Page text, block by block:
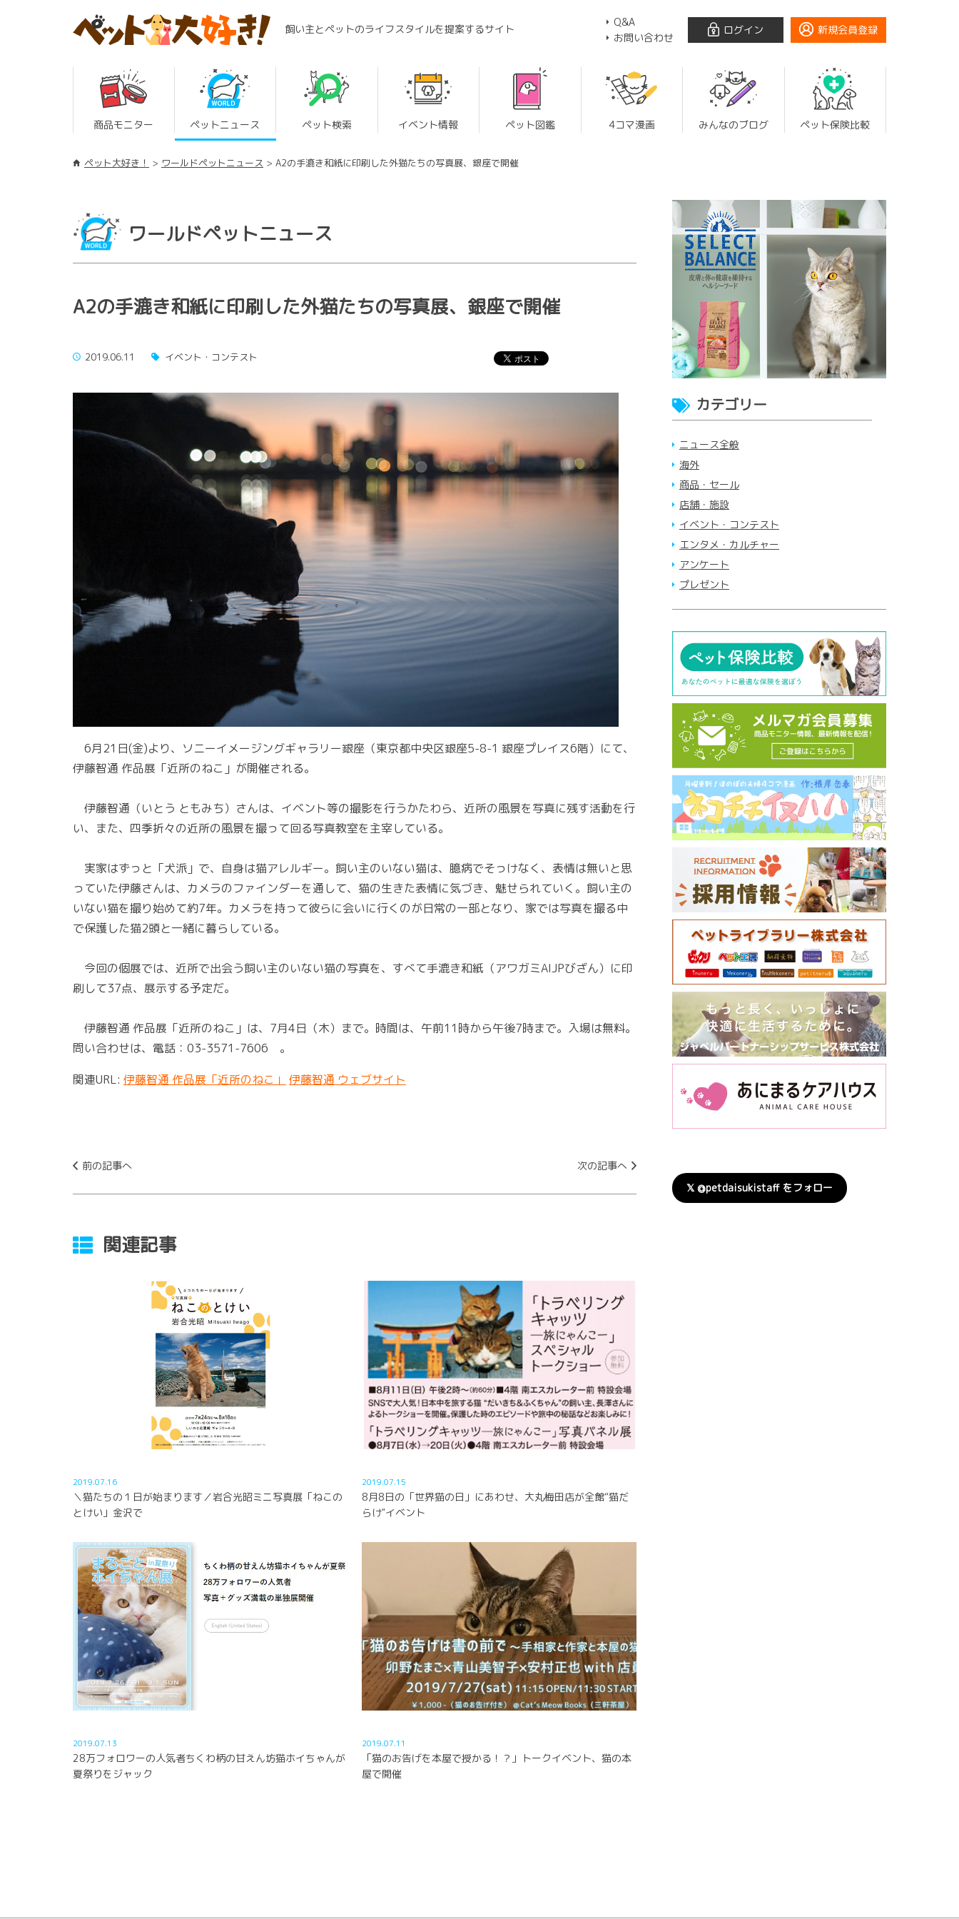
飼い主とペットのライフスタイルを提案するサイト
Q&A
お問い合わせ
ログイン 新規会員登録
商品モニター ペットニュース ペット検索 イベント情報 ペット図鑑 4コマ漫画 みんなのブログ ペット保険比較
ペット大好き！ ワールドペットニュース A2の手漉き和紙に印刷した外猫たちの写真展、銀座で開催
ワールドペットニュース
A2の手漉き和紙に印刷した外猫たちの写真展、銀座で開催
2019.06.11 イベント・コンテスト
6月21日(金)より、ソニーイメージングギャラリー銀座（東京都中央区銀座5-8-1 銀座プレイス6階）にて、
伊藤智通 作品展「近所のねこ」が開催される。
伊藤智通（いとう ともみち）さんは、イベント等の撮影を行うかたわら、近所の風景を写真に残す活動を行
い、また、四季折々の近所の風景を撮って回る写真教室を主宰している。
実家はずっと「犬派」で、自身は猫アレルギー。飼い主のいない猫は、臆病でそっけなく、表情は無いと思
っていた伊藤さんは、カメラのファインダーを通して、猫の生きた表情に気づき、魅せられていく。飼い主の
いない猫を撮り始めて約7年。カメラを持って彼らに会いに行くのが日常の一部となり、家では写真を撮る中
で保護した猫2頭と一緒に暮らしている。
今回の個展では、近所で出会う飼い主のいない猫の写真を、すべて手漉き和紙（アワガミAIJPびざん）に印
刷して37点、展示する予定だ。
伊藤智通 作品展「近所のねこ」は、7月4日（木）まで。時間は、午前11時から午後7時まで。入場は無料。
問い合わせは、電話：03-3571-7606 。
関連URL: 伊藤智通 作品展「近所のねこ」 伊藤智通 ウェブサイト
前の記事へ 次の記事へ
関連記事
2019.07.16
＼猫たちの１日が始まります／岩合光昭ミニ写真展「ねこの
とけい」金沢で
2019.07.15
8月8日の「世界猫の日」にあわせ、大丸梅田店が全館“猫だ
らけ"イベント
2019.07.13
28万フォロワーの人気者ちくわ柄の甘えん坊猫ホイちゃんが
夏祭りをジャック
2019.07.11
「猫のお告げを本屋で授かる！？」トークイベント、猫の本
屋で開催
カテゴリー
ニュース全般
海外
商品・セール
店舗・施設
イベント・コンテスト
エンタメ・カルチャー
アンケート
プレゼント
𝕏 @petdaisukistaff をフォロー